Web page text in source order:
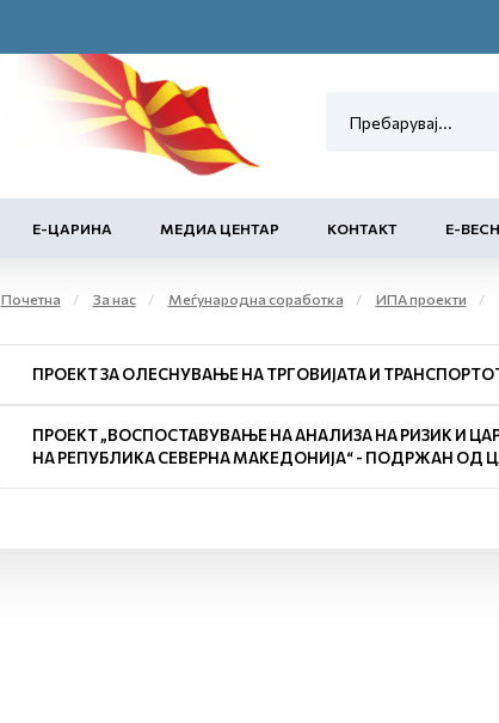
Е-ЦАРИНА МЕДИА ЦЕНТАР КОНТАКТ Е-
Почетна За нас Меѓународна соработка ИПА проекти
ПРОЕКТ ЗА ОЛЕСНУВАЊЕ НА ТРГОВИЈАТА И
ПРОЕКТ „ВОСПОСТАВУВАЊЕ НА АНАЛИЗА НА РИЗИК И
НА РЕПУБЛИКА СЕВЕРНА МАКЕДОНИЈА“ - ПОДРЖАН ОД